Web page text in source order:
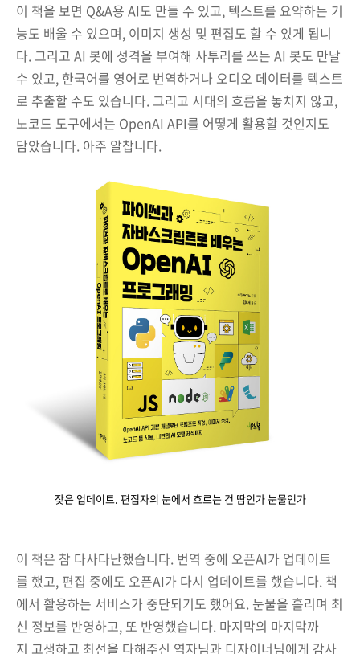
이 책을 보면 Q&A용 AI도 만들 수 있고, 텍스트를 요약하는 기
능도 배울 수 있으며, 이미지 생성 및 편집도 할 수 있게 됩니
다. 그리고 AI 봇에 성격을 부여해 사투리를 쓰는 AI 봇도 만날
수 있고, 한국어를 영어로 번역하거나 오디오 데이터를 텍스트
로 추출할 수도 있습니다. 그리고 시대의 흐름을 놓치지 않고,
노코드 도구에서는 OpenAI API를 어떻게 활용할 것인지도
담았습니다. 아주 알찹니다.
잦은 업데이트. 편집자의 눈에서 흐르는 건 땀인가 눈물인가
이 책은 참 다사다난했습니다. 번역 중에 오픈AI가 업데이트
를 했고, 편집 중에도 오픈AI가 다시 업데이트를 했습니다. 책
에서 활용하는 서비스가 중단되기도 했어요. 눈물을 흘리며 최
신 정보를 반영하고, 또 반영했습니다. 마지막의 마지막까
지 고생하고 최선을 다해주신 역자님과 디자이너님에게 감사